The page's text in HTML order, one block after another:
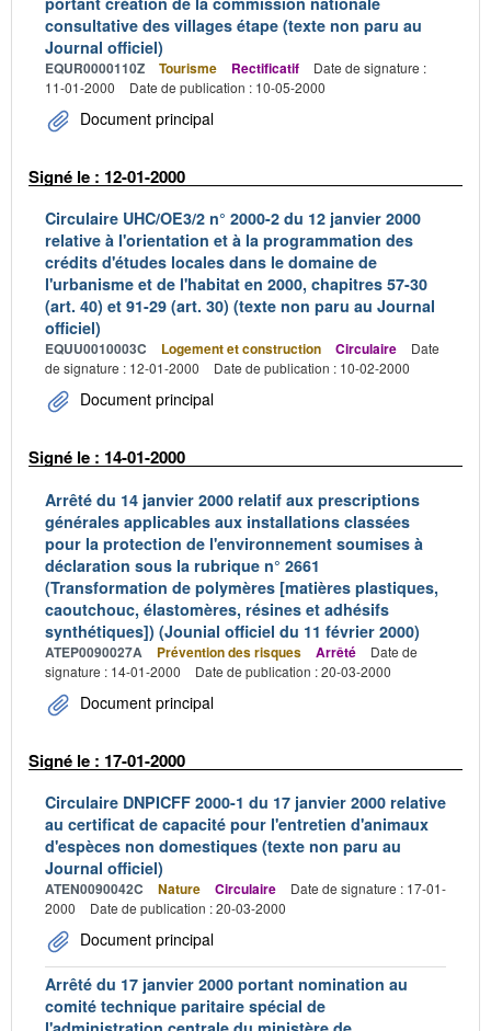
consultative des villages étape (texte non paru au
Journal officiel)
EQUR0000110Z Tourisme Rectificatif
Date de signature :
11-01-2000
Date de publication : 10-05-2000
Document principal
Signé le : 12-01-2000
Circulaire UHC/OE3/2 n° 2000-2 du 12 janvier 2000
relative à l'orientation et à la programmation des
crédits d'études locales dans le domaine de
l'urbanisme et de l'habitat en 2000, chapitres 57-30
(art. 40) et 91-29 (art. 30) (texte non paru au Journal
officiel)
EQUU0010003C Logement et construction Circulaire
Date
de signature : 12-01-2000
Date de publication : 10-02-2000
Document principal
Signé le : 14-01-2000
Arrêté du 14 janvier 2000 relatif aux prescriptions
générales applicables aux installations classées
pour la protection de l'environnement soumises à
déclaration sous la rubrique n° 2661
(Transformation de polymères [matières plastiques,
caoutchouc, élastomères, résines et adhésifs
synthétiques]) (Jounial officiel du 11 février 2000)
ATEP0090027A Prévention des risques Arrêté
Date de
signature : 14-01-2000
Date de publication : 20-03-2000
Document principal
Signé le : 17-01-2000
Circulaire DNPICFF 2000-1 du 17 janvier 2000 relative
au certificat de capacité pour l'entretien d'animaux
d'espèces non domestiques (texte non paru au
Journal officiel)
ATEN0090042C Nature Circulaire
Date de signature : 17-01-
2000
Date de publication : 20-03-2000
Document principal
Arrêté du 17 janvier 2000 portant nomination au
comité technique paritaire spécial de